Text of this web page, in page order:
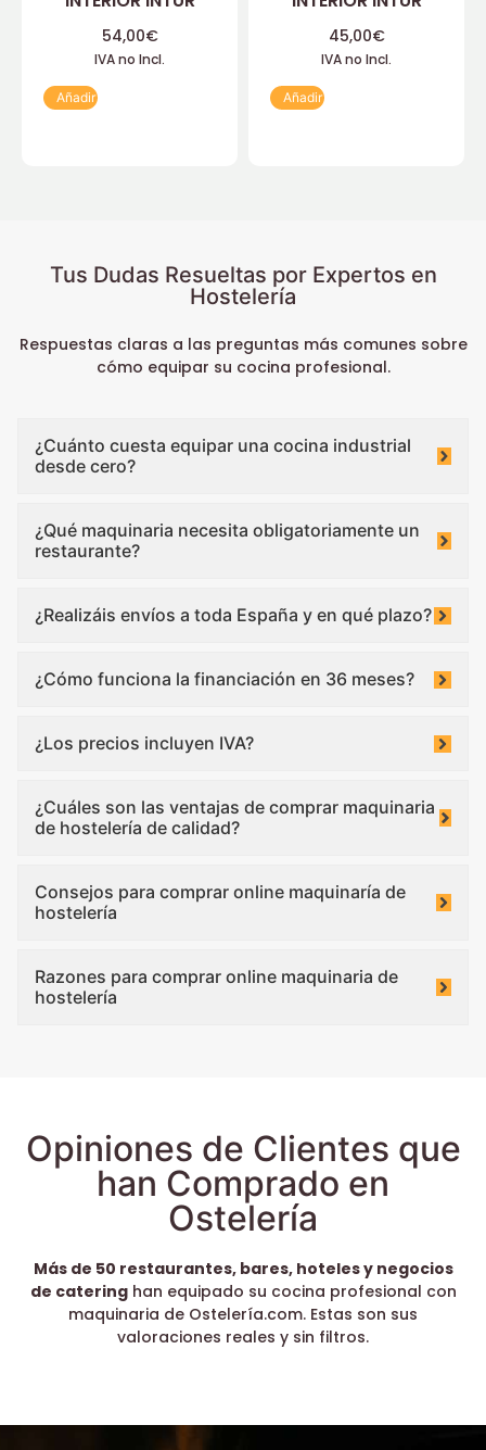
54,00€
IVA no Incl.
Añadir
45,00€
IVA no Incl.
Añadir
Tus Dudas Resueltas por Expertos en
Hostelería
Respuestas claras a las preguntas más comunes sobre
cómo equipar su cocina profesional.
¿Cuánto cuesta equipar una cocina industrial
desde cero?
¿Qué maquinaria necesita obligatoriamente un
restaurante?
¿Realizáis envíos a toda España y en qué plazo?
¿Cómo funciona la financiación en 36 meses?
¿Los precios incluyen IVA?
¿Cuáles son las ventajas de comprar maquinaria
de hostelería de calidad?
Consejos para comprar online maquinaría de
hostelería
Razones para comprar online maquinaria de
hostelería
Opiniones de Clientes que
han Comprado en
Ostelería
Más de 50 restaurantes, bares, hoteles y negocios
de cateringhan equipado su cocina profesional con
maquinaria de Ostelería.com. Estas son sus
valoraciones reales y sin filtros.